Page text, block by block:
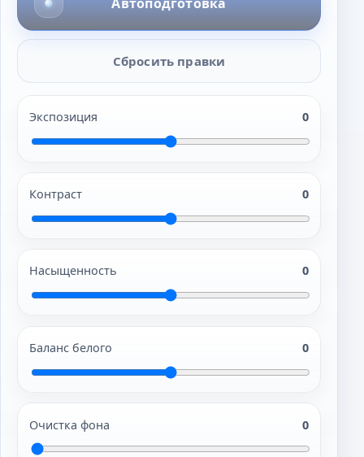
Сбросить правки
Экспозиция 0
Контраст 0
Насыщенность 0
Баланс белого 0
Очистка фона 0